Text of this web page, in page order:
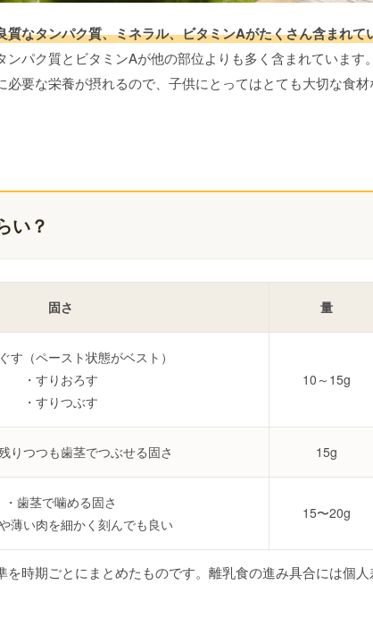
なタンパク質、ミネラル、ビタミンAがたくさん含まれて
パク質とビタミンAが他の部位よりも多く含まれています
要な栄養が摂れるので、子供にとってはとても大切な食材
い？
固さ 量
す（ペースト状態がベスト）
・すりおろす
・すりつぶす
10～15g
りつつも歯茎でつぶせる固さ 15g
・歯茎で噛める固さ
薄い肉を細かく刻んでも良い
15〜20g
を時期ごとにまとめたものです。離乳食の進み具合には個人